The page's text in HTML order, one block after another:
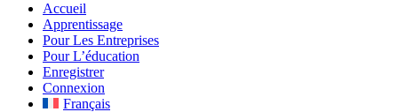
Accueil
Apprentissage
Pour Les Entreprises
Pour L’éducation
Enregistrer
Connexion
Français